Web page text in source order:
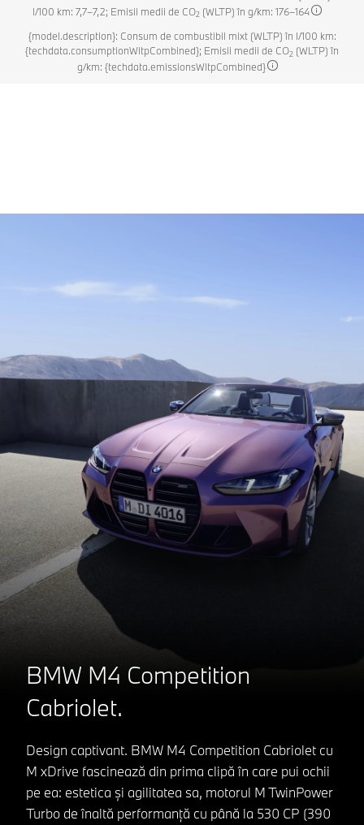
l/100 km: 7,7–7,2; Emisii medii de CO2 (WLTP) în g/km: 176–164
{model.description}: Consum de combustibil mixt (WLTP) în l/100 km:
{techdata.consumptionWltpCombined}; Emisii medii de CO2 (WLTP) în
g/km: {techdata.emissionsWltpCombined}
BMW M4 Competition
Cabriolet.
Design captivant. BMW M4 Competition Cabriolet cu
M xDrive fascinează din prima clipă în care pui ochii
pe ea: estetica și agilitatea sa, motorul M TwinPower
Turbo de înaltă performanță cu până la 530 CP (390